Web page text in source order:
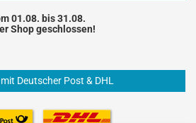
01.08. bis 31.08.
Shop geschlossen!
Deutscher Post & DHL